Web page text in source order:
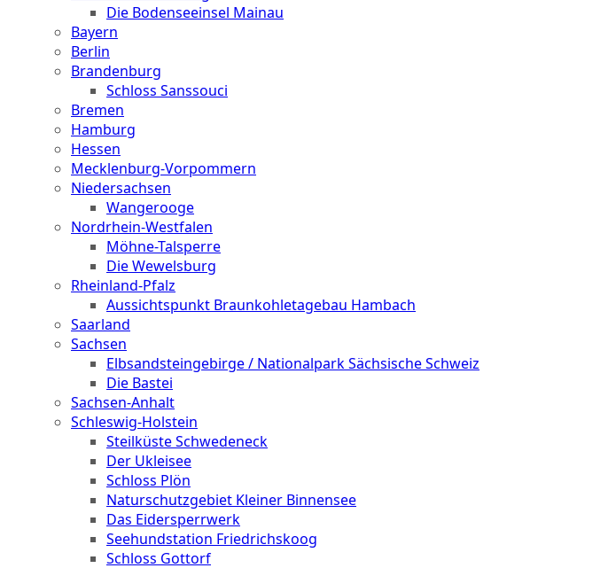
Die Bodenseeinsel Mainau
Bayern
Berlin
Brandenburg
Schloss Sanssouci
Bremen
Hamburg
Hessen
Mecklenburg-Vorpommern
Niedersachsen
Wangerooge
Nordrhein-Westfalen
Möhne-Talsperre
Die Wewelsburg
Rheinland-Pfalz
Aussichtspunkt Braunkohletagebau Hambach
Saarland
Sachsen
Elbsandsteingebirge / Nationalpark Sächsische Schweiz
Die Bastei
Sachsen-Anhalt
Schleswig-Holstein
Steilküste Schwedeneck
Der Ukleisee
Schloss Plön
Naturschutzgebiet Kleiner Binnensee
Das Eidersperrwerk
Seehundstation Friedrichskoog
Schloss Gottorf